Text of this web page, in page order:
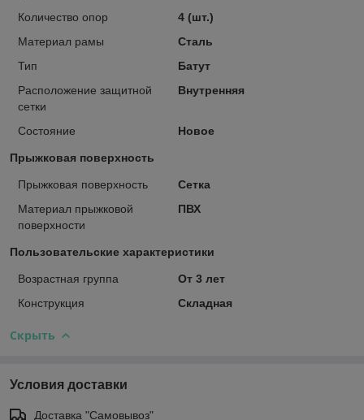
Количество опор
4 (шт.)
Материал рамы
Сталь
Тип
Батут
Расположение защитной
сетки
Внутренняя
Состояние Новое
Прыжковая поверхность
Прыжковая поверхность
Сетка
Материал прыжковой
поверхности
ПВХ
Пользовательские характеристики
Возрастная группа
От 3 лет
Конструкция
Складная
Скрыть
Условия доставки
Доставка "Самовывоз"